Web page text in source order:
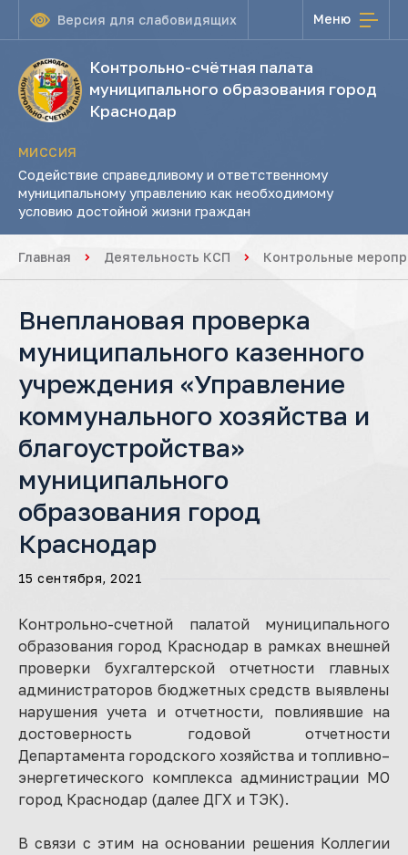
Версия для слабовидящих Меню
Контрольно-счётная палата
муниципального образования город
Краснодар
МИССИЯ
Содействие справедливому и ответственному
муниципальному управлению как необходимому
условию достойной жизни граждан
Главная Деятельность КСП Контрольные
Внеплановая проверка
муниципального казенного
учреждения «Управление
коммунального хозяйства и
благоустройства»
муниципального
образования город
Краснодар
15 сентября, 2021
Контрольно-счетной палатой муниципального
образования город Краснодар в рамках внешней
проверки бухгалтерской отчетности главных
администраторов бюджетных средств выявлены
нарушения учета и отчетности, повлиявшие на
достоверность годовой отчетности
Департамента городского хозяйства и топливно–
энергетического комплекса администрации МО
город Краснодар (далее ДГХ и ТЭК).
В связи с этим на основании решения Коллегии